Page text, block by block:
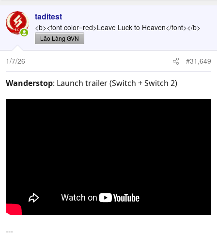
c
t
i
n
s
:
taditest
<b><font color=red>Leave Luck to Heaven</font></b>
Lão Làng GVN
1/7/26 #31,649
Wanderstop: Launch trailer (Switch + Switch 2)
---